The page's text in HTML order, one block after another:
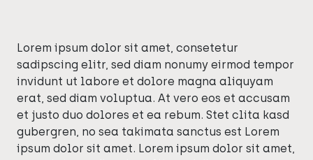
Lorem ipsum dolor sit amet, consetetur
sadipscing elitr, sed diam nonumy eirmod tempor
invidunt ut labore et dolore magna aliquyam
erat, sed diam voluptua. At vero eos et accusam
et justo duo dolores et ea rebum. Stet clita kasd
gubergren, no sea takimata sanctus est Lorem
ipsum dolor sit amet. Lorem ipsum dolor sit amet,